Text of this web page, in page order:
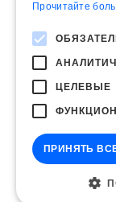
Прочитайте
ЦЕЛЕВЫЕ
ПРИНЯТЬ